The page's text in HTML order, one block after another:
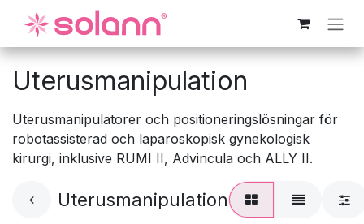
Hoppa till innehåll
Uterusmanipulation
Uterusmanipulatorer och positioneringslösningar för
robotassisterad och laparoskopisk gynekologisk
kirurgi, inklusive RUMI II, Advincula och ALLY II.
Uterusmanipulation